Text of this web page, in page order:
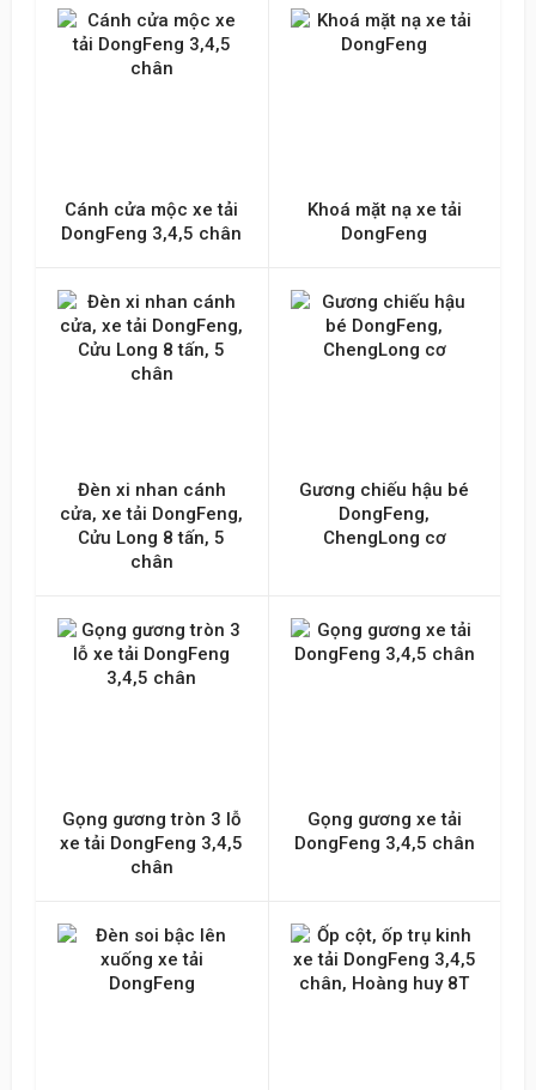
Cánh cửa mộc xe tải
DongFeng 3,4,5 chân
Khoá mặt nạ xe tải
DongFeng
Đèn xi nhan cánh
cửa, xe tải DongFeng,
Cửu Long 8 tấn, 5
chân
Gương chiếu hậu bé
DongFeng,
ChengLong cơ
Gọng gương tròn 3 lỗ
xe tải DongFeng 3,4,5
chân
Gọng gương xe tải
DongFeng 3,4,5 chân